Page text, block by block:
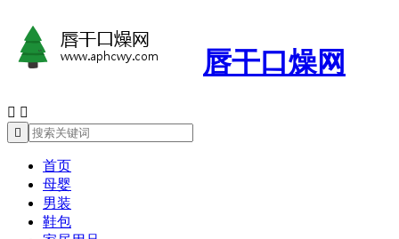
唇干口燥网
 

首页
母婴
男装
鞋包